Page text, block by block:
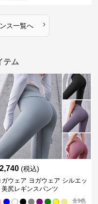
ス一覧へ ›
テム
(税込)
ガウェア ヨガウェア シルエッ
美尻レギンスパンツ
全9色